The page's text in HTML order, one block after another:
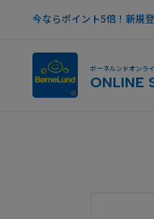
今ならポイント5倍！新規
ボーネルンドオンラ
ONLINE